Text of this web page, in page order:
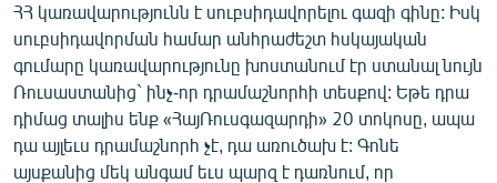
ՁԳՏԵԼՈՎ ԼԱՎԱԳՈՒՅՆԻՆ
ՓՈԴՔԱՍԹ
Հայերեն
English
ՀՀ կառավարությունն է սուբսիդավորելու գազի գինը: Իսկ
սուբսիդավորման համար անհրաժեշտ հսկայական
գումարը կառավարությունը խոստանում էր ստանալ նույն
Ռուսաստանից` ինչ-որ դրամաշնորհի տեսքով: Եթե դրա
դիմաց տալիս ենք «ՀայՌուսգազարդի» 20 տոկոսը, ապա
դա այլեւս դրամաշնորհ չէ, դա առուծախ է: Գոնե
այսքանից մեկ անգամ եւս պարզ է դառնում, որ